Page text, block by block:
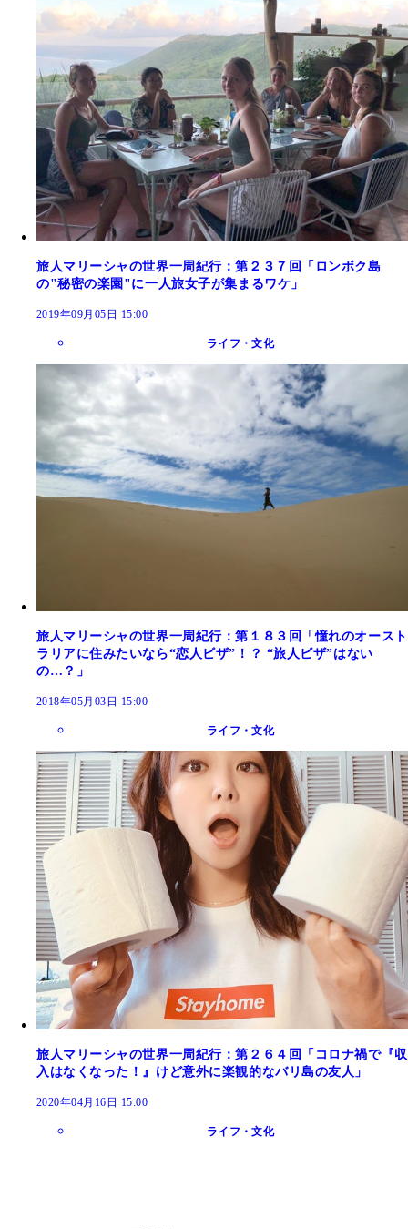
旅人マリーシャの世界一周紀行：第２３７回「ロンボク島
の"秘密の楽園"に一人旅女子が集まるワケ」
2019年09月05日 15:00
ライフ・文化
旅人マリーシャの世界一周紀行：第１８３回「憧れのオースト
ラリアに住みたいなら“恋人ビザ”！？ “旅人ビザ”はない
の…？」
2018年05月03日 15:00
ライフ・文化
旅人マリーシャの世界一周紀行：第２６４回「コロナ禍で『収
入はなくなった！』けど意外に楽観的なバリ島の友人」
2020年04月16日 15:00
ライフ・文化